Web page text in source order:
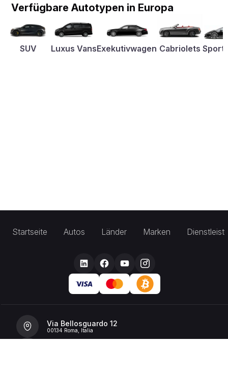
Verfügbare Autotypen in Europa
SUV Luxus VansExekutivwagen Cabriolets
Startseite Autos Länder Marken
Via Bellosguardo 12
00134 Roma, Italia